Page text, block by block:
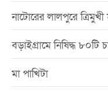
নাটোরের লালপুরে
বড়াইগ্রামে নিষিদ্ধ
মা পাখিটা